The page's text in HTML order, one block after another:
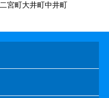
二宮町大井町中井町